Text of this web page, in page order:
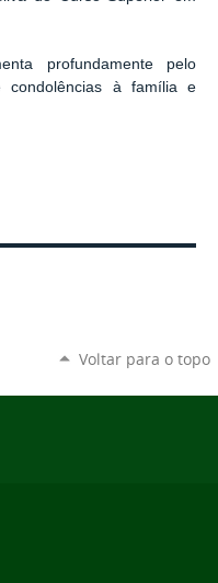
profundamente pelo
condolências à família e
Voltar para o topo